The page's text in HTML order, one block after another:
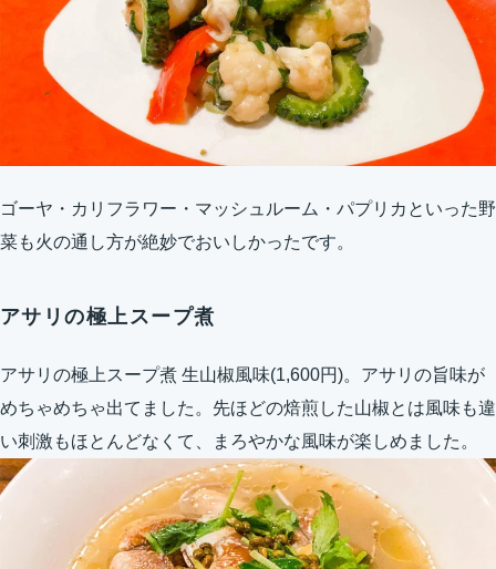
ゴーヤ・カリフラワー・マッシュルーム・パプリカといった野
菜も火の通し方が絶妙でおいしかったです。
アサリの極上スープ煮
アサリの極上スープ煮 生山椒風味(1,600円)。アサリの旨味が
めちゃめちゃ出てました。先ほどの焙煎した山椒とは風味も違
い刺激もほとんどなくて、まろやかな風味が楽しめました。